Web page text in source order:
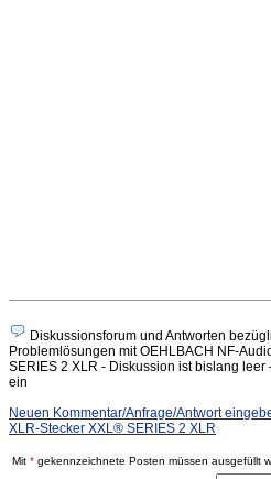
Diskussionsforum und Antworten
Problemlösungen mit OEHLBACH NF-
SERIES 2 XLR - Diskussion ist bislang
ein
Neuen Kommentar/Anfrage/Antwort
XLR-Stecker XXL® SERIES 2 XLR
Mit * gekennzeichnete Posten müssen ausgefüllt